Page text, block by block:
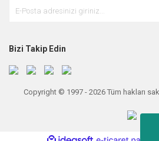
Bizi Takip Edin
Copyright © 1997 - 2026 Tüm hakları